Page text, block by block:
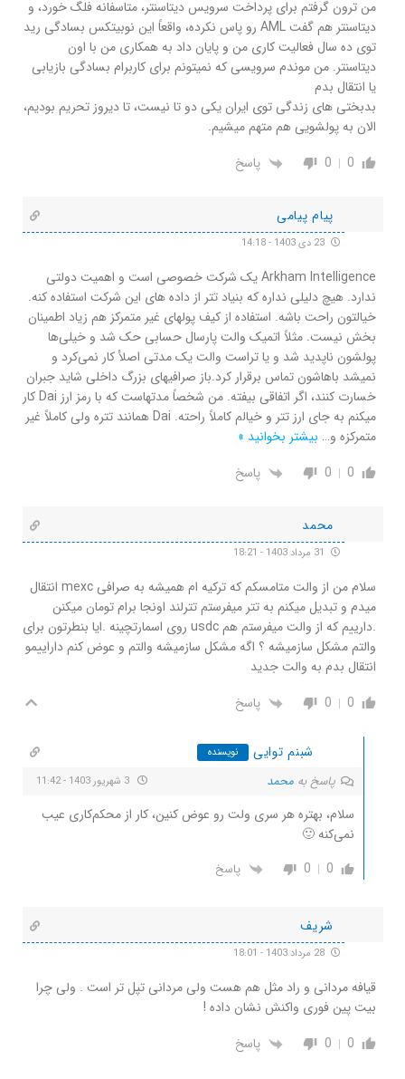
من ترون گرفتم برای پرداخت سرویس دیتاسنتر، متاسفانه فلگ خورد، و
دیتاسنتر هم گفت AML رو پاس نکرده، واقعاً این نوبیتکس بسادگی رید
توی ده سال فعالیت کاری من و پایان داد به همکاری من با اون
دیتاسنتر. من موندم سرویسی که نمیتونم برای کاربرام بسادگی بازیابی
یا انتقال بدم
بدبختی های زندگی توی ایران یکی دو تا نیست، تا دیروز تحریم بودیم،
الان به پولشویی هم متهم میشیم.
0
0 پاسخ
پیام پیامی
Arkham Intelligence یک شرکت خصوصی است و اهمیت دولتی
ندارد. هیچ دلیلی نداره که بنیاد تتر از داده های این شرکت استفاده کنه.
خیالتون راحت باشه. استفاده از کیف پولهای غیر متمرکز هم زیاد اطمینان
بخش نیست. مثلاً اتمیک والت پارسال حسابی حک شد و خیلی‌ها
پولشون ناپدید شد و یا تراست والت یک مدتی اصلأ کار نمی‌کرد و
نمیشد باهاشون تماس برقرار کرد.باز صرافیهای بزرگ داخلی شاید جبران
خسارت کنند، اگر اتفاقی بیفته. من شخصاً مدتهاست که با رمز ارز Dai کار
میکنم به جای ارز تتر و خیالم کاملاً راحته. Dai همانند تتره ولی کاملاً غیر
متمرکزه و… بیشتر بخوانید »
0
0 پاسخ
محمد
سلام من از والت متامسکم که ترکیه ام همیشه به صرافی mexc انتقال
میدم و تبدیل میکنم به تتر میفرستم تترلند اونجا برام تومان میکنن
.دارییم که از والت میفرستم هم usdc روی اسمارتچینه .ایا بنطرتون برای
والتم مشکل سازمیشه ؟ اگه مشکل سازمیشه والتم و عوض کنم داراییمو
انتقال بدم به والت جدید
0
0 پاسخ
شبنم توایی نویسنده
پاسخ به محمد
سلام، بهتره هر سری ولت رو عوض کنین، کار از محکم‌کاری عیب
نمی‌کنه 🙂
0
0 پاسخ
شریف
قیافه مردانی و راد مثل هم هست ولی مردانی تپل تر است . ولی چرا
بیت پین فوری واکنش نشان داده !
0
0 پاسخ